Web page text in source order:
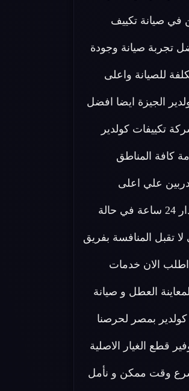
في صيانة تكييف
لتقديم افضل تجربة صيانة وجودة
للصيانة واعلى
الجيزة ايضا افضل
تكييفات كولدير
كافة المناطق
علي اعلى
مستوى لدينا في صيانة تكييفات كولدير الجيزة فريق مخصص للرد علي كافة اسئلتكم علي مدار 24 ساعة في حالة
تقبل المنافسة بفريق
الان خدمات
العطل و صيانة
كولدير بمصر لحرصنا
قطع الغيار الاصلية
وقت ممكن و نأمل